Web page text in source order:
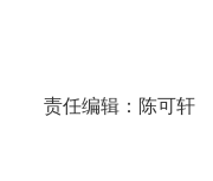
责任编辑：陈可轩